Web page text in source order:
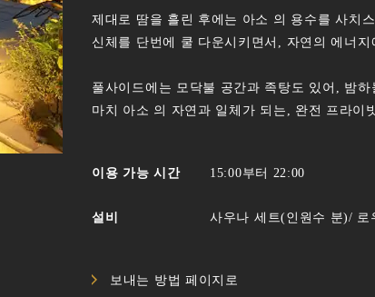
제대로 땀을 흘린 후에는 아소 의 용수를 사치
신체를 단번에 쿨 다운시키면서, 자연의 에너
풀사이드에는 모닥불 공간과 족탕도 있어, 밤
마치 아소 의 자연과 일체가 되는, 완전 프라이
이용 가능 시간 15:00부터 22:00
설비 사우나 세트(인원수 분)/ 로
보내는 방법 페이지로